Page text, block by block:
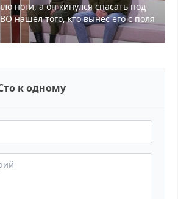
ноги, а он кинулся спасать под
нашел того, кто вынес его с поля
к одному